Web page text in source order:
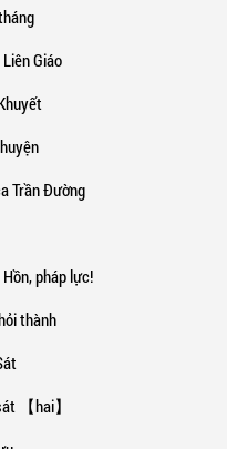
Giáo
Trần Đường
pháp lực!
thành
【hai】